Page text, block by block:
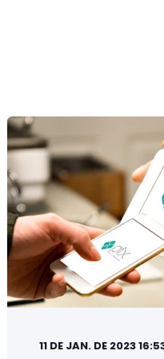
11 DE JAN. DE 2023